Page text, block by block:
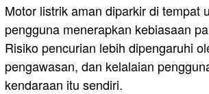
Motor listrik aman diparkir di tempat
pengguna menerapkan kebiasaan
Risiko pencurian lebih dipengaruhi
pengawasan, dan kelalaian
kendaraan itu sendiri.